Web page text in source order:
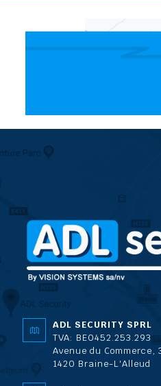
ADL SECURITY SPRL
TVA: BE0452.253.293
Avenue du Commerce,
1420 Braine-L'Alleud